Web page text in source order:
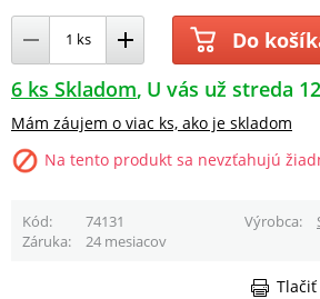
Do
6 ks Skladom U vás už streda
Mám záujem o viac ks, ako je skladom
Na tento produkt sa nevzťahujú
Kód 74131 Výrobca
Záruka
24 mesiacov
Tlačiť